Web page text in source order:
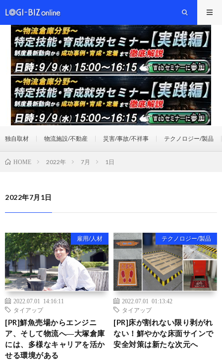
独自取材 物流施設/不動産 災害/事故/不祥事 テクノロジー/製品
HOME 2022年 7月 1日
2022年7月1日
雇用/人材
2022.07.01 14:16:11
タイアップ
[PR]鮮魚売場からエンジニ
ア、そして物流へ―大塚倉庫
には、多様なキャリアを活か
せる環境がある
テクノロジー/製品
2022.07.01 01:13:42
タイアップ
[PR]床が割れない限り剥がれ
ない！鮮やかな床面サインで
安全対策は新たな次元へ